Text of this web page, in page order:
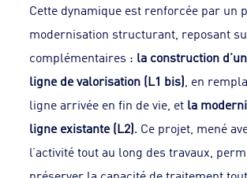
Cette dynamique est renforcée par un
modernisation structurant, reposant
complémentaires : la construction
ligne de valorisation (L1 bis) , en
ligne arrivée en fin de vie, et la
ligne existante (L2). Ce projet, mené
l’activité tout au long des travaux,